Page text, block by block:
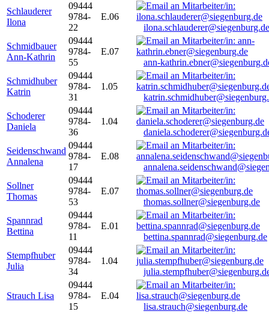
Schlauderer
Ilona
09444
9784-
22
E.06
ilona.schlauderer@siegenburg.de
Schmidbauer
Ann-Kathrin
09444
9784-
55
E.07
ann-
Schmidhuber
Katrin
09444
9784-
31
1.05
Schoderer
Daniela
09444
9784-
36
1.04
Seidenschwand
Annalena
09444
9784-
17
E.08
Sollner
Thomas
09444
9784-
53
E.07
thomas.sollner@siegenburg.de
Spannrad
Bettina
09444
9784-
11
E.01
bettina.spannrad@siegenburg.de
Stempfhuber
Julia
09444
9784-
34
1.04
Strauch Lisa
09444
9784-
15
E.04
lisa.strauch@siegenburg.de